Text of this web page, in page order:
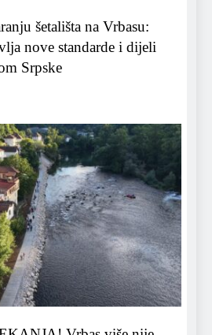
šetališta na Vrbasu:
nove standarde i dijeli
Srpske